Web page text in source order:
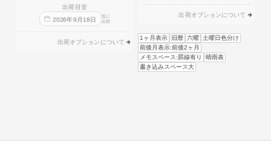
出荷目安
2026年9 月 18 日
迄に
出荷
出荷オプションについて
出荷オプションについて
1ヶ月表示 旧暦 六曜
土曜日色分け
前後月表示:前後2ヶ月
メモスペース:罫線有り
晴雨表
書き込みスペース大